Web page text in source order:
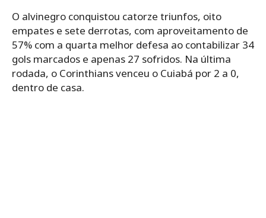
O alvinegro conquistou catorze triunfos, oito
empates e sete derrotas, com aproveitamento de
57% com a quarta melhor defesa ao contabilizar 34
gols marcados e apenas 27 sofridos. Na última
rodada, o Corinthians venceu o Cuiabá por 2 a 0,
dentro de casa.